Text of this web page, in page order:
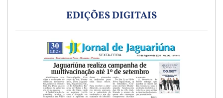
EDIÇÕES DIGITAIS